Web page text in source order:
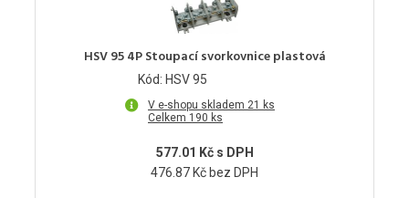
HSV 95 4P Stoupací svorkovnice plastová
Kód: HSV 95
V e-shopu skladem 21 ks
Celkem 190 ks
577.01 Kč s DPH
476.87 Kč bez DPH